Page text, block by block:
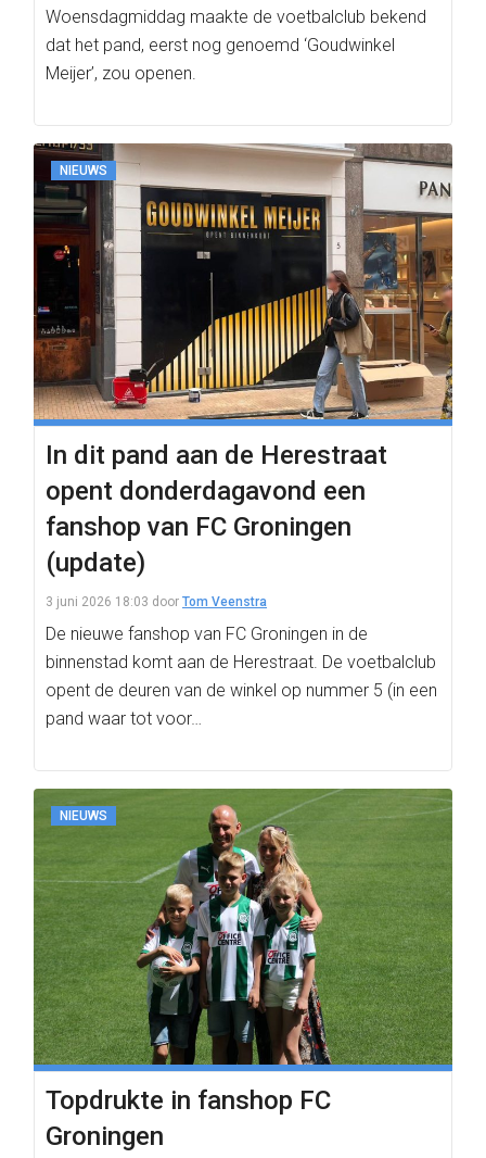
Woensdagmiddag maakte de voetbalclub bekend
dat het pand, eerst nog genoemd ‘Goudwinkel
Meijer’, zou openen.
NIEUWS
In dit pand aan de Herestraat
opent donderdagavond een
fanshop van FC Groningen
(update)
3 juni 2026 18:03 door Tom Veenstra
De nieuwe fanshop van FC Groningen in de
binnenstad komt aan de Herestraat. De voetbalclub
opent de deuren van de winkel op nummer 5 (in een
pand waar tot voor…
NIEUWS
Topdrukte in fanshop FC
Groningen